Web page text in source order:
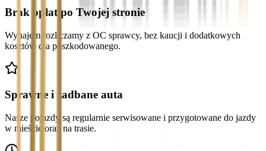
Brak opłat po Twojej stronie
Wynajem rozliczamy z OC sprawcy, bez kaucji i dodatkowych
kosztów dla poszkodowanego.
Sprawne i zadbane auta
Nasze pojazdy są regularnie serwisowane i przygotowane do jazdy
w mieście oraz na trasie.